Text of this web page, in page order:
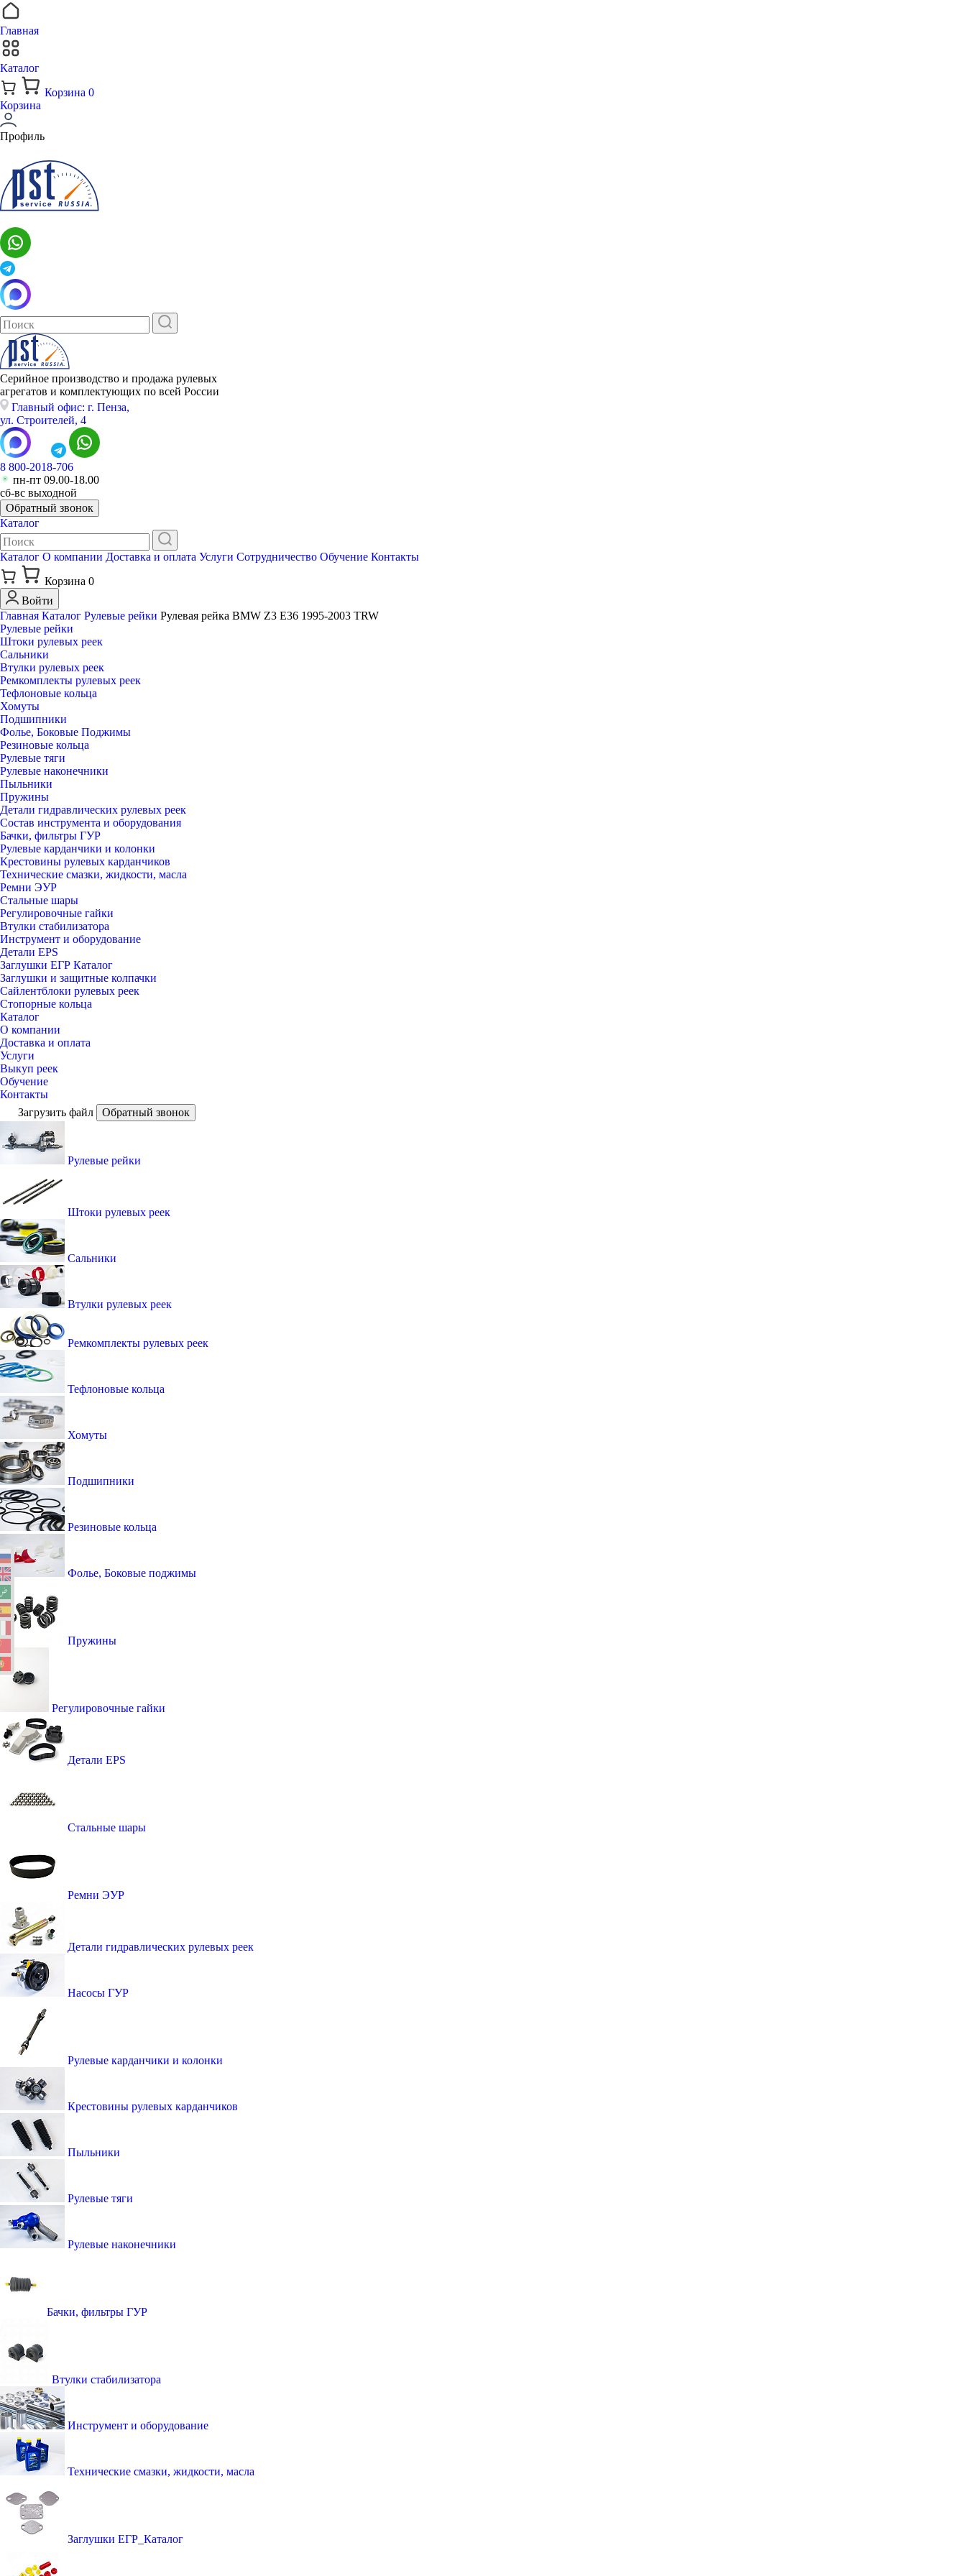
Главная
Каталог
Корзина 0
Корзина
Профиль
Серийное производство и продажа рулевых
агрегатов и комплектующих по всей России
Главный офис: г. Пенза,
ул. Строителей, 4
8 800-2018-706
пн-пт 09.00-18.00
сб-вс выходной
Обратный звонок
Каталог
Каталог О компании Доставка и оплата Услуги Сотрудничество Обучение Контакты
Корзина 0
Войти
Главная Каталог Рулевые рейки Рулевая рейка BMW Z3 E36 1995-2003 TRW
Рулевые рейки
Штоки рулевых реек
Сальники
Втулки рулевых реек
Ремкомплекты рулевых реек
Тефлоновые кольца
Хомуты
Подшипники
Фолье, Боковые Поджимы
Резиновые кольца
Рулевые тяги
Рулевые наконечники
Пыльники
Пружины
Детали гидравлических рулевых реек
Состав инструмента и оборудования
Бачки, фильтры ГУР
Рулевые карданчики и колонки
Крестовины рулевых карданчиков
Технические смазки, жидкости, масла
Ремни ЭУР
Стальные шары
Регулировочные гайки
Втулки стабилизатора
Инструмент и оборудование
Детали EPS
Заглушки ЕГР Каталог
Заглушки и защитные колпачки
Сайлентблоки рулевых реек
Стопорные кольца
Каталог
О компании
Доставка и оплата
Услуги
Выкуп реек
Обучение
Контакты
Загрузить файл
Обратный звонок
Рулевые рейки
Штоки рулевых реек
Сальники
Втулки рулевых реек
Ремкомплекты рулевых реек
Тефлоновые кольца
Хомуты
Подшипники
Резиновые кольца
Фолье, Боковые поджимы
Пружины
Регулировочные гайки
Детали EPS
Стальные шары
Ремни ЭУР
Детали гидравлических рулевых реек
Насосы ГУР
Рулевые карданчики и колонки
Крестовины рулевых карданчиков
Пыльники
Рулевые тяги
Рулевые наконечники
Бачки, фильтры ГУР
Втулки стабилизатора
Инструмент и оборудование
Технические смазки, жидкости, масла
Заглушки ЕГР_Каталог